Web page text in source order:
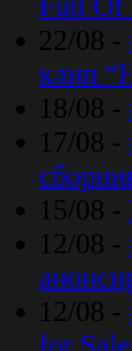
22/08 -
клип
18/08 -
17/08 -
15/08 -
12/08 -
12/08 -